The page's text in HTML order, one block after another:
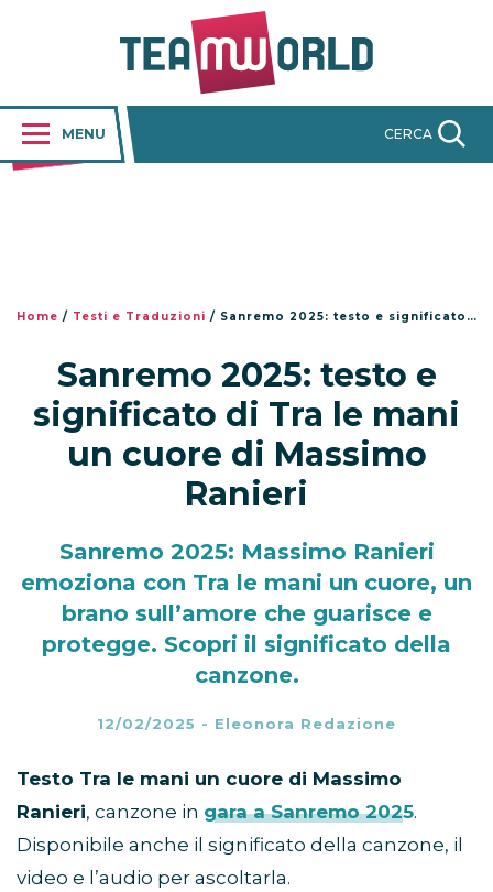
MENU CERCA
Home / Testi e Traduzioni / Sanremo 2025: testo e significato di Tra le mani un cuore di Massimo Ranieri
Sanremo 2025: testo e
significato di Tra le mani
un cuore di Massimo
Ranieri
Sanremo 2025: Massimo Ranieri
emoziona con Tra le mani un cuore, un
brano sull’amore che guarisce e
protegge. Scopri il significato della
canzone.
12/02/2025 - Eleonora Redazione
Testo Tra le mani un cuore di Massimo
Ranieri, canzone in gara a Sanremo 2025.
Disponibile anche il significato della canzone, il
video e l’audio per ascoltarla.